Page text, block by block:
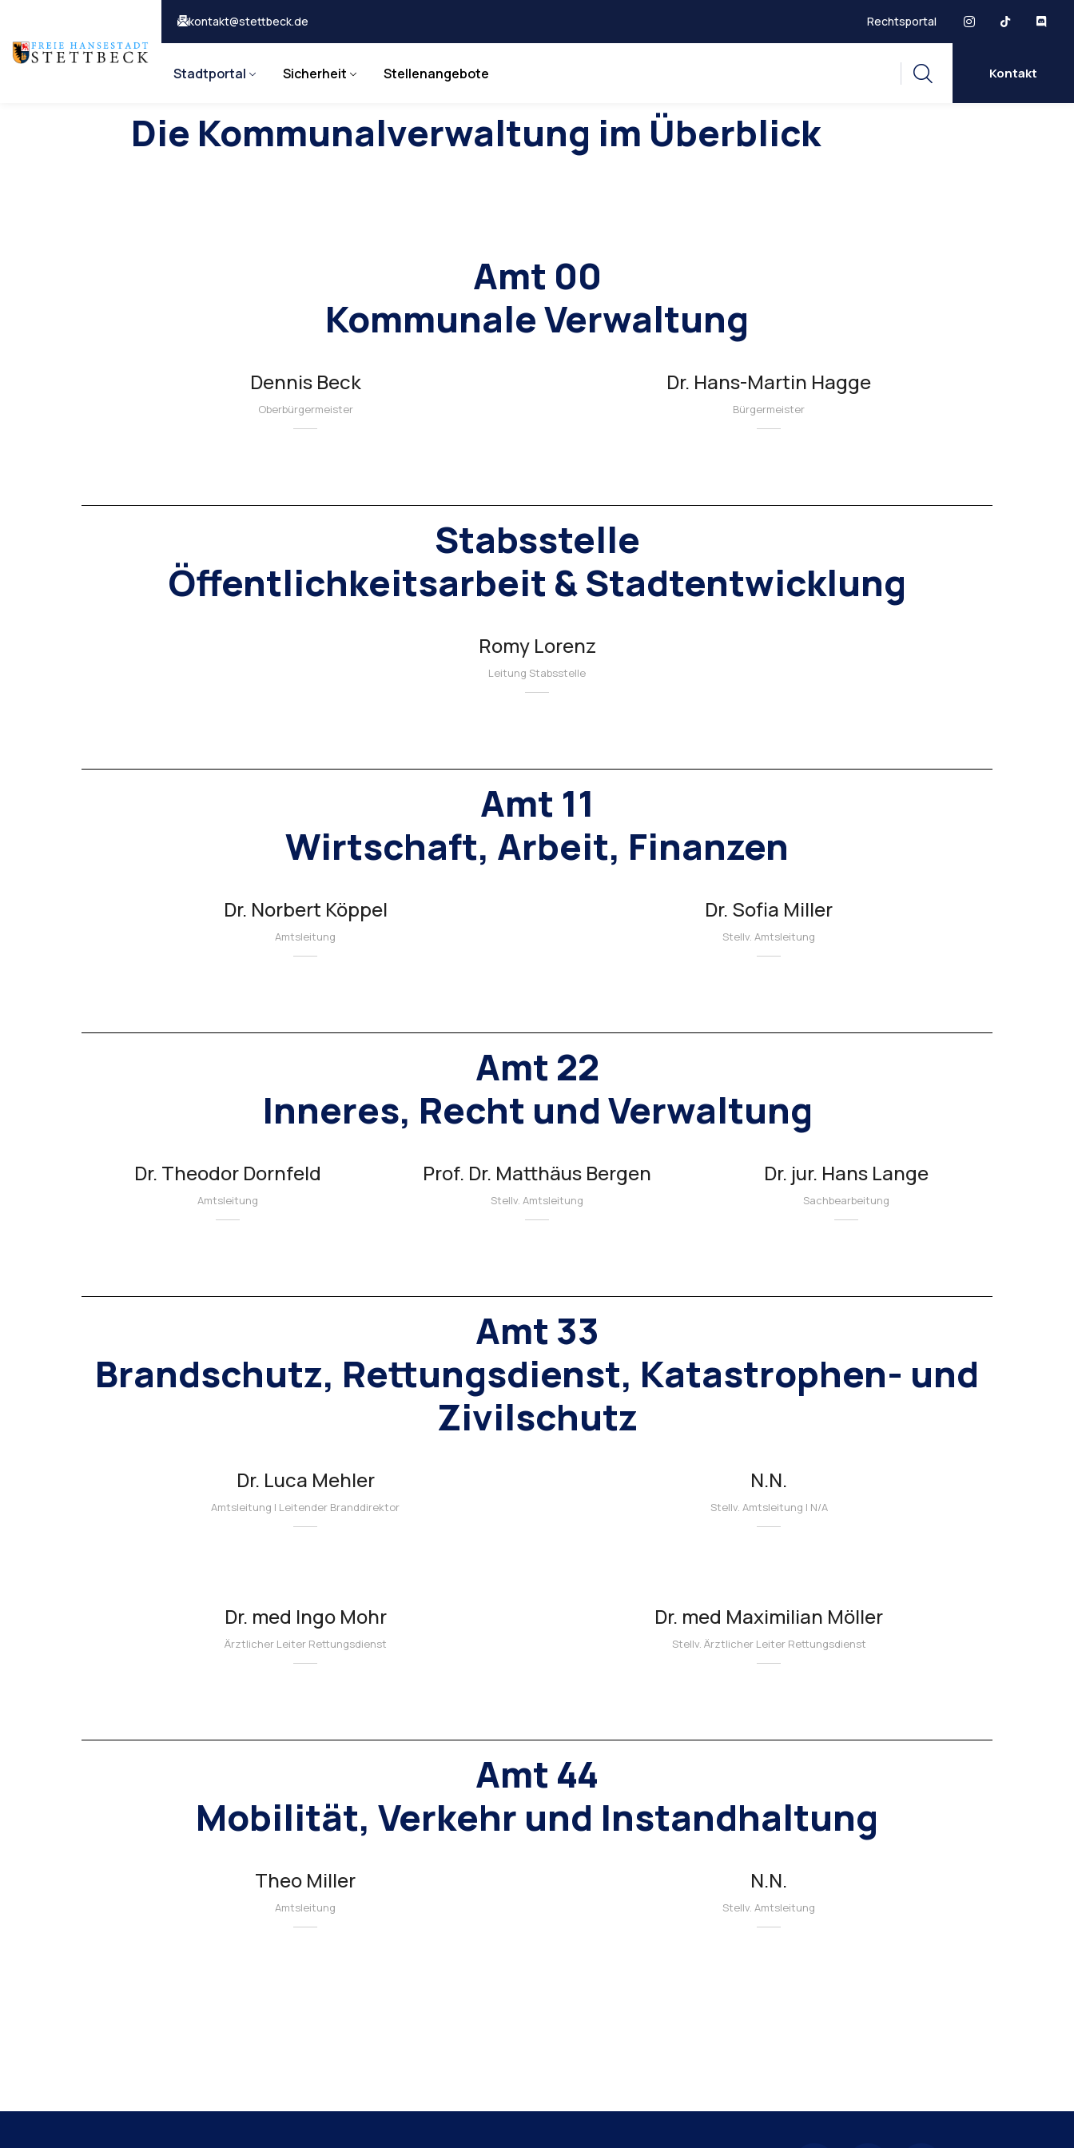
kontakt@stettbeck.de Rechtsportal
Stadtportal Sicherheit Stellenangebote Kontakt
Die Kommunalverwaltung im Überblick
Amt 00
Kommunale Verwaltung
Dennis Beck
Oberbürgermeister
Dr. Hans-Martin Hagge
Bürgermeister
Stabsstelle
Öffentlichkeitsarbeit & Stadtentwicklung
Romy Lorenz
Leitung Stabsstelle
Amt 11
Wirtschaft, Arbeit, Finanzen
Dr. Norbert Köppel
Amtsleitung
Dr. Sofia Miller
Stellv. Amtsleitung
Amt 22
Inneres, Recht und Verwaltung
Dr. Theodor Dornfeld
Amtsleitung
Prof. Dr. Matthäus Bergen
Stellv. Amtsleitung
Dr. jur. Hans Lange
Sachbearbeitung
Amt 33
Brandschutz, Rettungsdienst, Katastrophen- und
Zivilschutz
Dr. Luca Mehler
Amtsleitung | Leitender Branddirektor
N.N.
Stellv. Amtsleitung | N/A
Dr. med Ingo Mohr
Ärztlicher Leiter Rettungsdienst
Dr. med Maximilian Möller
Stellv. Ärztlicher Leiter Rettungsdienst
Amt 44
Mobilität, Verkehr und Instandhaltung
Theo Miller
Amtsleitung
N.N.
Stellv. Amtsleitung